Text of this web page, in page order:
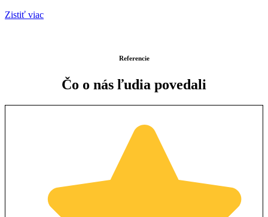
Zistiť viac
Referencie
Čo o nás ľudia povedali